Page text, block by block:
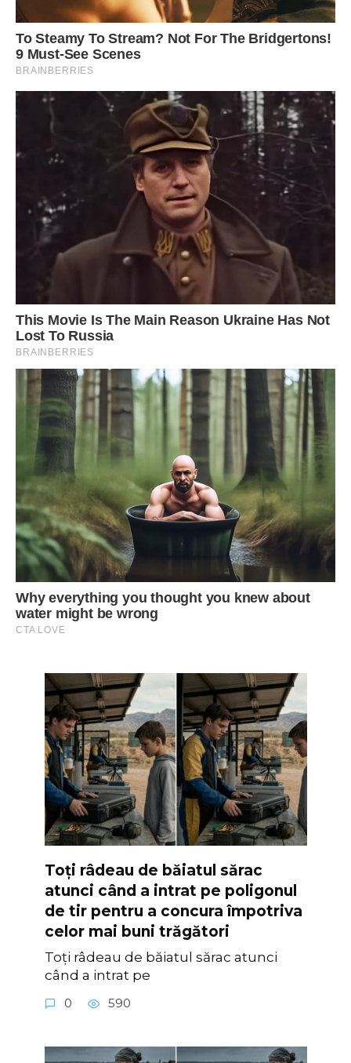
Toți râdeau de băiatul sărac
atunci când a intrat pe poligonul
de tir pentru a concura împotriva
celor mai buni trăgători
Toți râdeau de băiatul sărac atunci
când a intrat pe
0 590